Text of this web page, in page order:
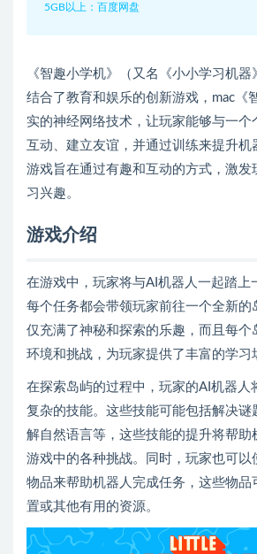
5GB以上：百度网盘
《智趣小学机》（又名《小小学习机
结合了教育和娱乐的创新游戏，mac《
实的神经网络技术，让玩家能够与一个
互动、建立友谊，并通过训练来提升机
游戏旨在通过有趣和互动的方式，激发
习兴趣。
游戏介绍
在游戏中，玩家将与AI机器人一起踏上
每个任务都会带领玩家前往一个全新的
仅充满了神秘和探索的乐趣，而且每个
环境和挑战，为玩家提供了丰富的学习
在探索岛屿的过程中，玩家的AI机器人
复杂的技能。这些技能可能包括解决谜
解自然语言等，这些技能的提升将帮助
游戏中的各种挑战。同时，玩家也可以
物品来帮助机器人完成任务，这些物品
置或其他有用的资源。